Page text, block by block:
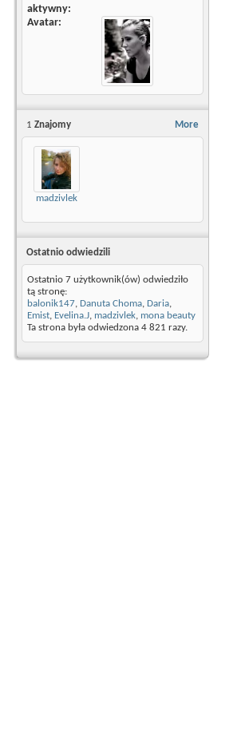
aktywny
Avatar
More
1 Znajomy
madzivlek
Ostatnio odwiedzili
Ostatnio 7 użytkownik(ów) odwiedziło
tą stronę:
balonik147, Danuta Choma, Daria,
Emist, Evelina.J, madzivlek, mona beauty
Ta strona była odwiedzona 4 821 razy.